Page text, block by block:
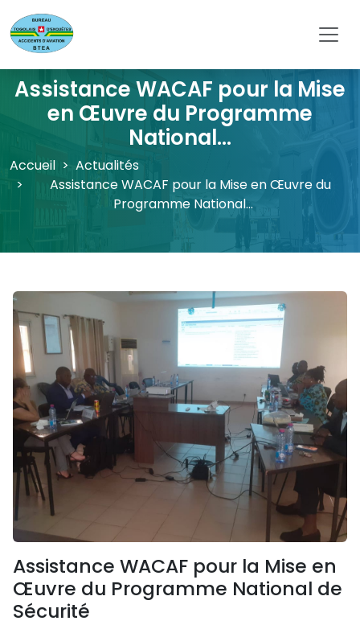
BTEA
Assistance WACAF pour la Mise
en Œuvre du Programme
National...
Accueil
Actualités
Assistance WACAF pour la Mise en Œuvre du
Programme National...
Assistance WACAF pour la Mise en
Œuvre du Programme National de
Sécurité